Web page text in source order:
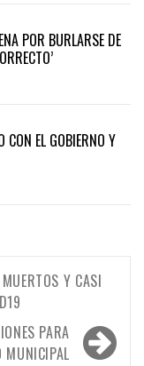
POR BURLARSE DE
CON EL GOBIERNO Y
Y CASI
PARA
MUNICIPAL